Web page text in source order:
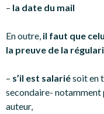
– la date du mail
En outre, il faut que
la preuve de la
– s’il est salariésoit en
secondaire- notamment
auteur,